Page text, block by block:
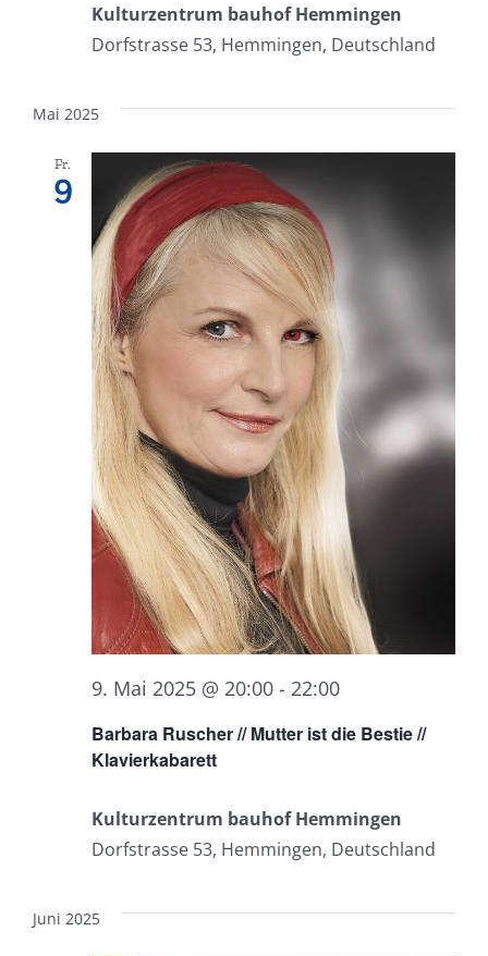
Kulturzentrum bauhof Hemmingen
Dorfstrasse 53, Hemmingen, Deutschland
Mai 2025
Fr.
9
Barbara Ruscher // Mutter ist die Bestie //
Klavierkabarett
9. Mai 2025 @ 20:00 - 22:00
Kulturzentrum bauhof Hemmingen
Dorfstrasse 53, Hemmingen, Deutschland
Juni 2025